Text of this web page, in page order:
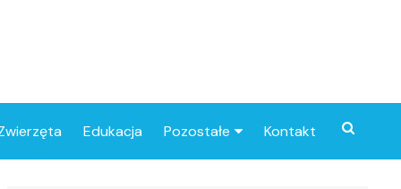
Edukacja Pozostałe Kontakt